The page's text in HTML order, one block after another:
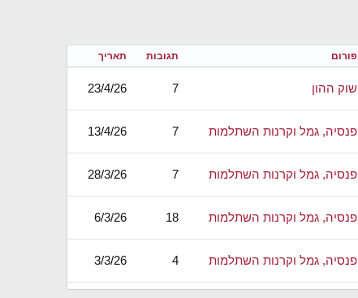
פורום תגובות תאריך
שוק ההון 7
23/4/26
פנסיה, גמל וקרנות השתלמות 7
13/4/26
פנסיה, גמל וקרנות השתלמות 7
28/3/26
פנסיה, גמל וקרנות השתלמות 18
6/3/26
פנסיה, גמל וקרנות השתלמות 4
3/3/26